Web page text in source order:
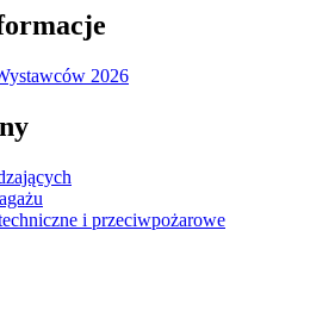
2026
i przeciwpożarowe